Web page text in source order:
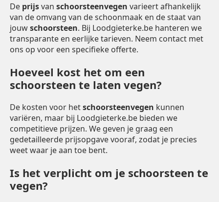
De prijsvan schoorsteenvegen varieert afhankelijk
van de omvang van de schoonmaak en de staat van
jouwschoorsteen. Bij Loodgieterke.be hanteren we
transparante en eerlijke tarieven. Neem contact met
ons op voor een specifieke offerte.
Hoeveel kost het om een
schoorsteen te laten vegen?
De kosten voor hetschoorsteenvegen kunnen
variëren, maar bij Loodgieterke.be bieden we
competitieve prijzen. We geven je graag een
gedetailleerde prijsopgave vooraf, zodat je precies
weet waar je aan toe bent.
Is het verplicht om je schoorsteen te
vegen?